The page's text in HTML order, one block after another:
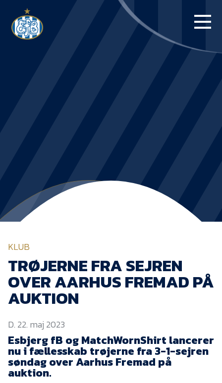
BLUE WATER
NYHEDER
Om Esbjerg fB
Sydvestjysk Fodbold
Samarbejde
Partnere
KLUB
TRØJERNE FRA SEJREN
OVER AARHUS FREMAD PÅ
AUKTION
D. 22. maj 2023
Esbjerg fB og MatchWornShirt lancerer
nu i fællesskab trøjerne fra 3-1-sejren
søndag over Aarhus Fremad på
auktion.